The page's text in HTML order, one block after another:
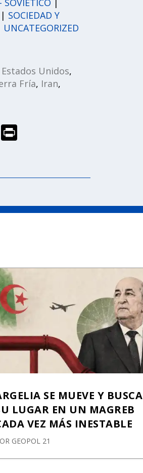
SOVIÉTICO |
SOCIEDAD Y
UNCATEGORIZED
Estados Unidos,
Fría, Iran,
R
SE MUEVE Y BUSCA
LUGAR EN UN MAGREB
VEZ MÁS INESTABLE
GEOPOL 21